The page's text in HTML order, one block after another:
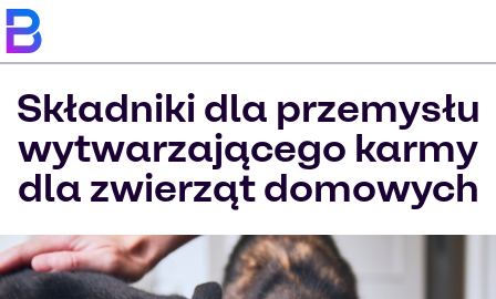
Składniki dla przemysłu
wytwarzającego karmy
dla zwierząt domowych